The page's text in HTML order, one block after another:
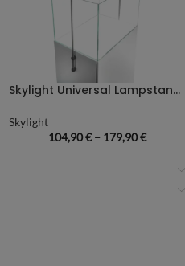
Skylight Universal Lampstand – Cabinet Stand
Skylight
104,90€– 179,90€